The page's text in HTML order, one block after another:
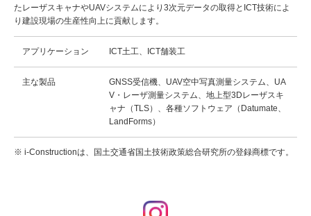
たレーザスキャナやUAVシステムにより3次元データの取得とICT技術によ
り建設現場の生産性向上に貢献します。
アプリケーション ICT土工、ICT舗装工
主な製品
GNSS受信機、UAV空中写真測量システム、UA
V・レーザ測量システム、地上型3Dレーザスキ
ャナ（TLS）、各種ソフトウェア（Datumate、
LandForms）
※ i-Constructionは、国土交通省国土技術政策総合研究所の登録商標です。